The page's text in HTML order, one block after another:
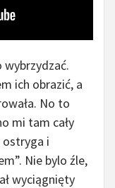
wybrzydzać.
ich obrazić, a
No to
mi tam cały
ostryga i
Nie bylo źle,
wyciągnięty